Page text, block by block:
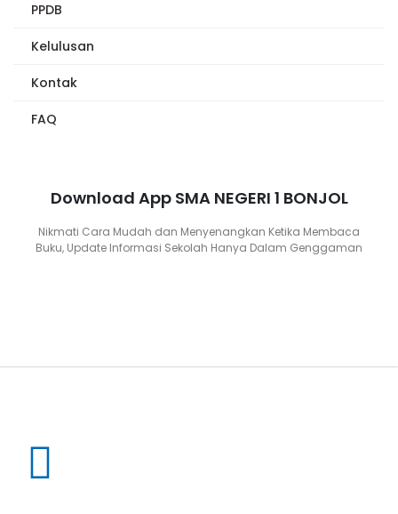
PPDB
Kelulusan
Kontak
FAQ
Download App SMA NEGERI 1 BONJOL
Nikmati Cara Mudah dan Menyenangkan Ketika Membaca
Buku, Update Informasi Sekolah Hanya Dalam Genggaman